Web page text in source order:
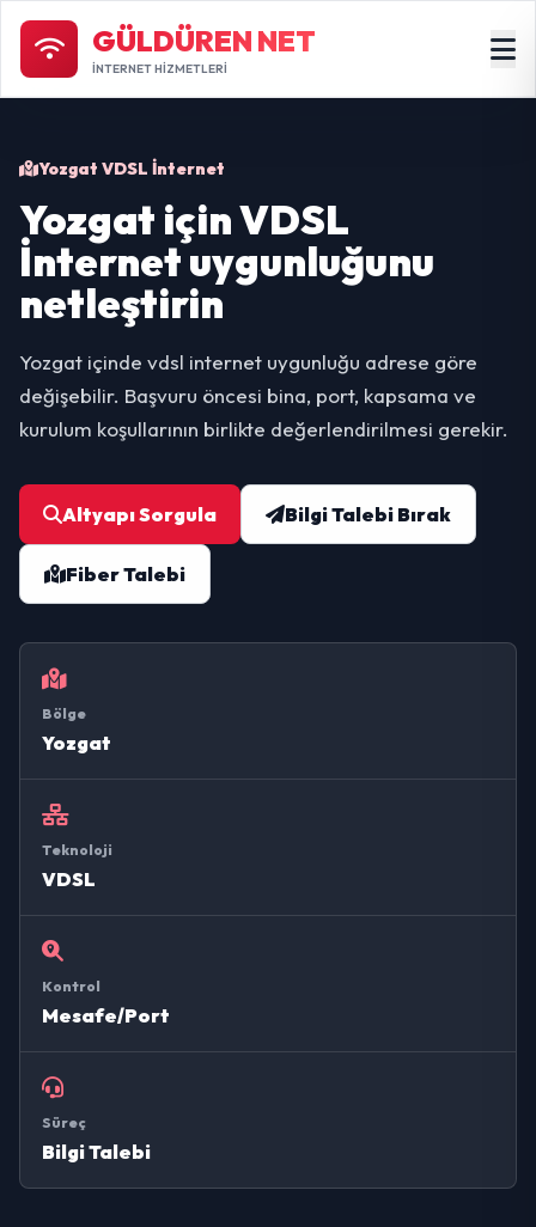
GÜLDÜREN NET
İNTERNET HİZMETLERİ
Yozgat VDSL İnternet
Yozgat için VDSL
İnternet uygunluğunu
netleştirin
Yozgat içinde vdsl internet uygunluğu adrese göre
değişebilir. Başvuru öncesi bina, port, kapsama ve
kurulum koşullarının birlikte değerlendirilmesi gerekir.
Altyapı Sorgula Bilgi Talebi Bırak
Fiber Talebi
Bölge
Yozgat
Teknoloji
VDSL
Kontrol
Mesafe/Port
Süreç
Bilgi Talebi